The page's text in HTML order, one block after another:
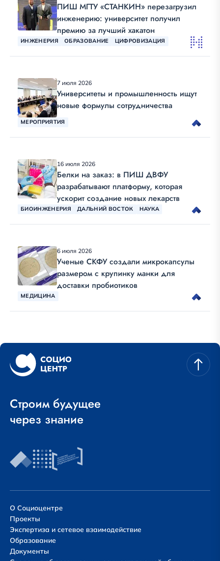
ПИШ МГТУ «СТАНКИН» перезагрузил
инженерию: университет получил
премию за лучший хакатон
ИНЖЕНЕРИЯ ОБРАЗОВАНИЕ ЦИФРОВИЗАЦИЯ
7 июля 2026
Университеты и промышленность ищут
новые формулы сотрудничества
МЕРОПРИЯТИЯ
16 июля 2026
Белки на заказ: в ПИШ ДВФУ
разрабатывают платформу, которая
ускорит создание новых лекарств
БИОИНЖЕНЕРИЯ ДАЛЬНИЙ ВОСТОК НАУКА
6 июля 2026
Ученые СКФУ создали микрокапсулы
размером с крупинку манки для
доставки пробиотиков
МЕДИЦИНА
Строим будущее
через знание
О Социоцентре
Проекты
Экспертиза и сетевое взаимодействие
Образование
Документы